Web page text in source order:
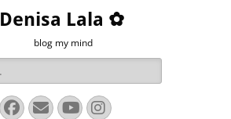
Denisa Lala ✿
blog my mind
Facebook
EmailYouTube
Instagram